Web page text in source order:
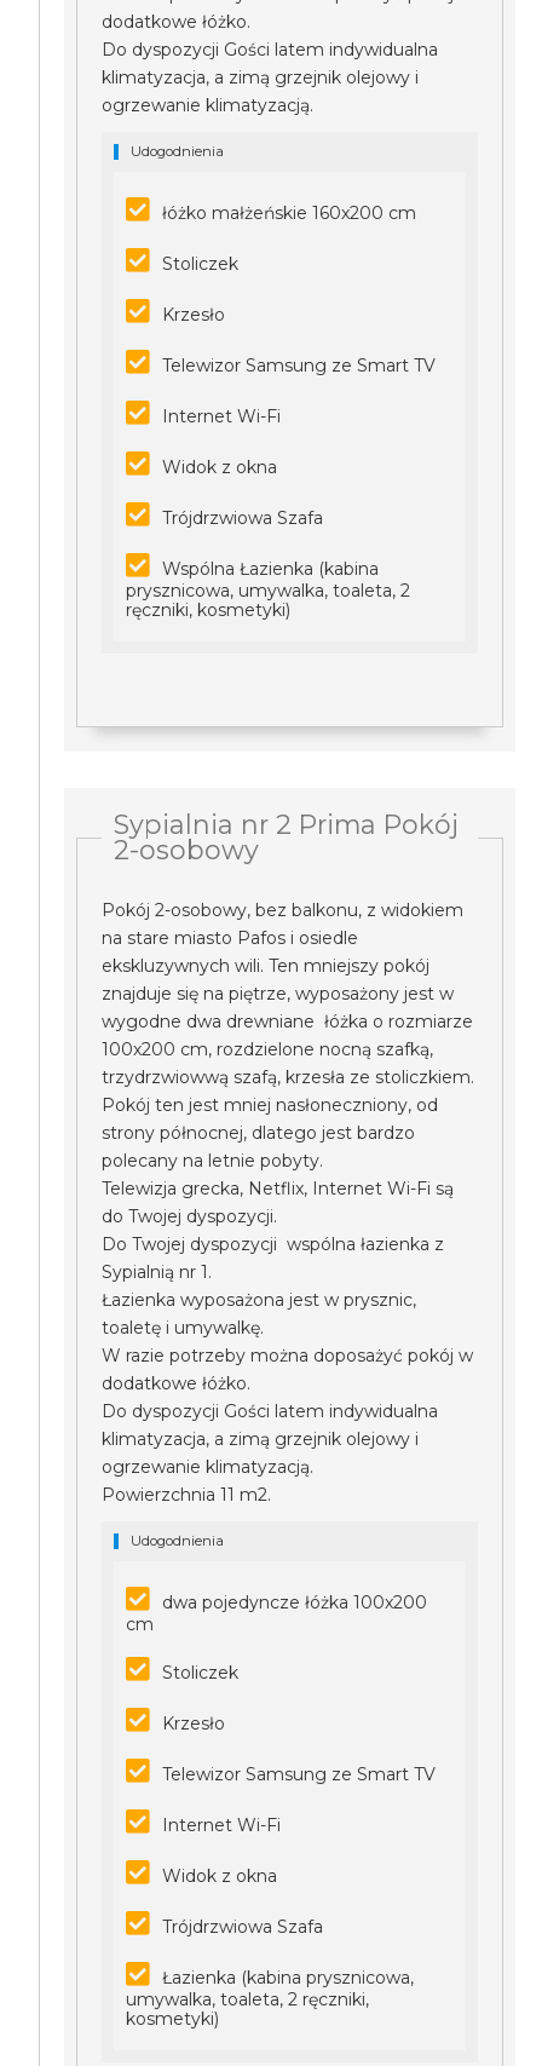
dodatkowe łóżko.
Do dyspozycji Gości latem indywidualna
klimatyzacja, a zimą grzejnik olejowy i
ogrzewanie klimatyzacją.
Udogodnienia
łóżko małżeńskie 160x200 cm
Stoliczek
Krzesło
Telewizor Samsung ze Smart TV
Internet Wi-Fi
Widok z okna
Trójdrzwiowa Szafa
Wspólna Łazienka (kabina
prysznicowa, umywalka, toaleta, 2
ręczniki, kosmetyki)
Sypialnia nr 2 Prima Pokój
2-osobowy
Pokój 2-osobowy, bez balkonu, z widokiem
na stare miasto Pafos i osiedle
ekskluzywnych wili. Ten mniejszy pokój
znajduje się na piętrze, wyposażony jest w
wygodne dwa drewniane łóżka o rozmiarze
100x200 cm, rozdzielone nocną szafką,
trzydrzwiowwą szafą, krzesła ze stoliczkiem.
Pokój ten jest mniej nasłoneczniony, od
strony północnej, dlatego jest bardzo
polecany na letnie pobyty.
Telewizja grecka, Netflix, Internet Wi-Fi są
do Twojej dyspozycji.
Do Twojej dyspozycji wspólna łazienka z
Sypialnią nr 1.
Łazienka wyposażona jest w prysznic,
toaletę i umywalkę.
W razie potrzeby można doposażyć pokój w
dodatkowe łóżko.
Do dyspozycji Gości latem indywidualna
klimatyzacja, a zimą grzejnik olejowy i
ogrzewanie klimatyzacją.
Powierzchnia 11 m2.
Udogodnienia
dwa pojedyncze łóżka 100x200
cm
Stoliczek
Krzesło
Telewizor Samsung ze Smart TV
Internet Wi-Fi
Widok z okna
Trójdrzwiowa Szafa
Łazienka (kabina prysznicowa,
umywalka, toaleta, 2 ręczniki,
kosmetyki)